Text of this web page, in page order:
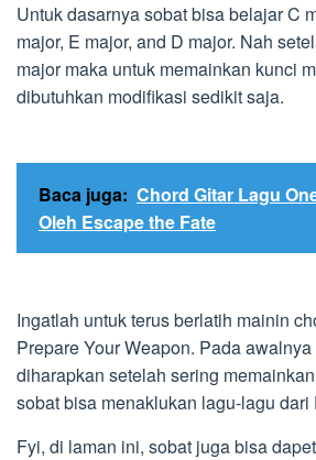
Untuk dasarnya sobat bisa belajar C
major, E major, and D major. Nah
major maka untuk memainkan kunci
dibutuhkan modifikasi sedikit saja.
Baca juga: Chord Gitar Lagu
Oleh Escape the Fate
Ingatlah untuk terus berlatih mainin
Prepare Your Weapon. Pada
diharapkan setelah sering
sobat bisa menaklukan lagu-lagu dari
Fyi, di laman ini, sobat juga bisa